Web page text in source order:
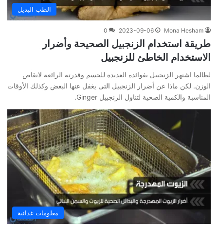
الطب البديل
Mona Hesham
2023-09-06
0
طريقة استخدام الزنجبيل الصحيحة وأضرار
الاستخدام الخاطئ للزنجبيل
لطالما اشتهر الزنجبيل بفوائده العديدة للجسم وقدرته الرائعة لانقاص
الوزن. لكن ماذا عن أضرار الزنجبيل التى يغفل عنها البعض وكذلك الأوقات
المناسبة والكمية الصحية لتناول الزنجبيل Ginger.
معلومات غذائية